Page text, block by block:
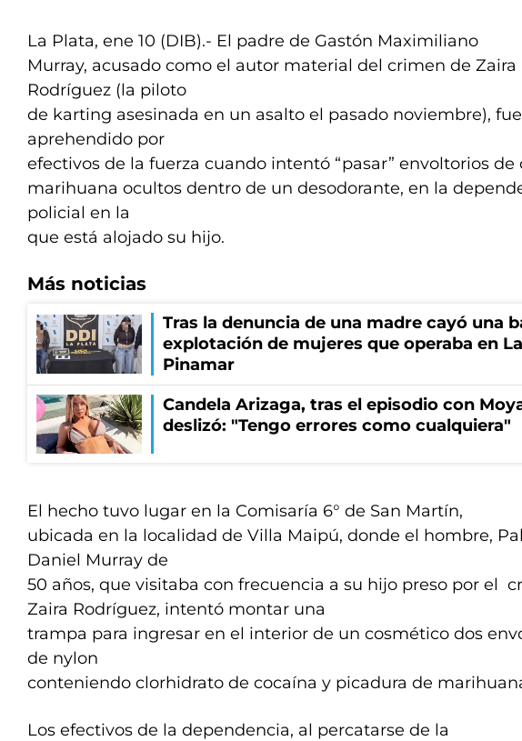
La Plata, ene 10 (DIB).- El padre de Gastón Maximiliano
Murray, acusado como el autor material del crimen de Zaira
Rodríguez (la piloto
de karting asesinada en un asalto el pasado noviembre), fue
aprehendido por
efectivos de la fuerza cuando intentó “pasar” envoltorios de
marihuana ocultos dentro de un desodorante, en la
policial en la
que está alojado su hijo.
Más noticias
Tras la denuncia de una madre cayó una
explotación de mujeres que operaba en
Pinamar
Candela Arizaga, tras el episodio con
deslizó: "Tengo errores como cualquiera"
El hecho tuvo lugar en la Comisaría 6° de San Martín,
ubicada en la localidad de Villa Maipú, donde el hombre,
Daniel Murray de
50 años, que visitaba con frecuencia a su hijo preso por el
Zaira Rodríguez, intentó montar una
trampa para ingresar en el interior de un cosmético dos
de nylon
conteniendo clorhidrato de cocaína y picadura de
Los efectivos de la dependencia, al percatarse de la